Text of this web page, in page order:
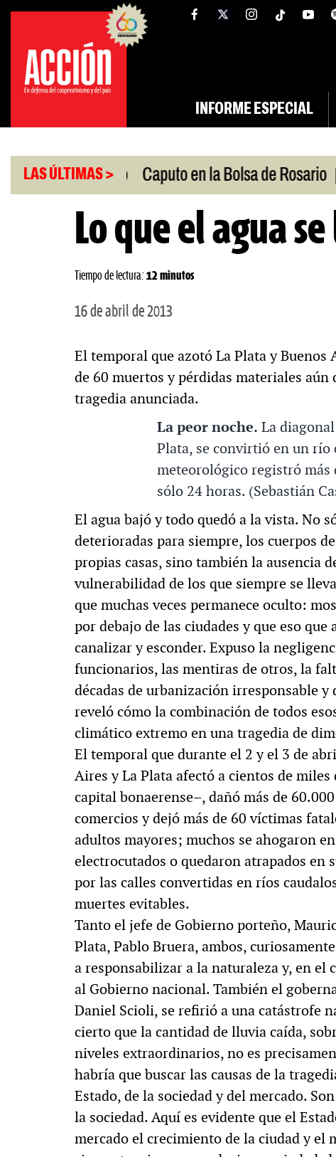
Saltar
contenido
facebook
INFORME ESPECIAL
LAS ÚLTIMAS >
Medio Caputo en la Bolsa de Rosario |
Lo que el agua
Tiempo de lectura: 12 minutos
16 de abril de 2013
El temporal que azotó La Plata y
de 60 muertos y pérdidas materiales aún
tragedia anunciada.
La peor noche. La
Plata, se convirtió en un río
meteorológico registró
sólo 24 horas. (Sebastián
El agua bajó y todo quedó a la vista. No
deterioradas para siempre, los cuerpos
propias casas, sino también la ausencia
vulnerabilidad de los que siempre se
que muchas veces permanece oculto:
por debajo de las ciudades y que eso
canalizar y esconder. Expuso la
funcionarios, las mentiras de otros, la
décadas de urbanización irresponsable y
reveló cómo la combinación de todos
climático extremo en una tragedia de
El temporal que durante el 2 y el 3 de
Aires y La Plata afectó a cientos de
capital bonaerense–, dañó más de
comercios y dejó más de 60 víctimas
adultos mayores; muchos se ahogaron
electrocutados o quedaron atrapados
por las calles convertidas en ríos
muertes evitables.
Tanto el jefe de Gobierno porteño,
Plata, Pablo Bruera, ambos,
a responsabilizar a la naturaleza y, en el
al Gobierno nacional. También el
Daniel Scioli, se refirió a una catástrofe
cierto que la cantidad de lluvia caída,
niveles extraordinarios, no es
habría que buscar las causas de la
Estado, de la sociedad y del mercado.
la sociedad. Aquí es evidente que el
mercado el crecimiento de la ciudad y el
«La reforma
MULTIMEDIA
60º aniversario de
Periodismo con historia